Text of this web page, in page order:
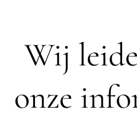
Wij
onze